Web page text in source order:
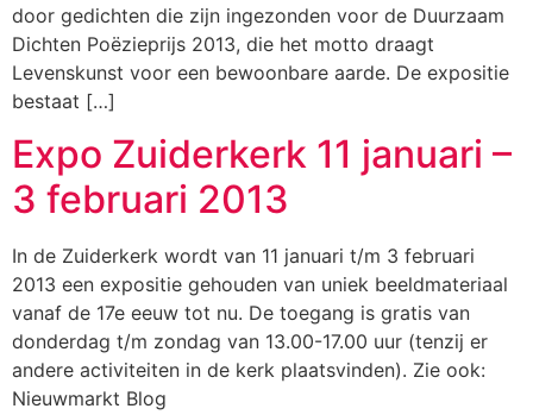
door gedichten die zijn ingezonden voor de Duurzaam
Dichten Poëzieprijs 2013, die het motto draagt
Levenskunst voor een bewoonbare aarde. De expositie
bestaat […]
Expo Zuiderkerk 11 januari –
3 februari 2013
In de Zuiderkerk wordt van 11 januari t/m 3 februari
2013 een expositie gehouden van uniek beeldmateriaal
vanaf de 17e eeuw tot nu. De toegang is gratis van
donderdag t/m zondag van 13.00-17.00 uur (tenzij er
andere activiteiten in de kerk plaatsvinden). Zie ook:
Nieuwmarkt Blog